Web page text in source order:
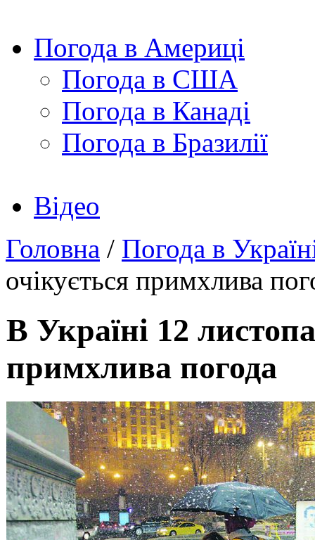
Погода в Америці
Погода в США
Погода в Канаді
Погода в Бразилії
Відео
Головна / Погода в
очікується примхлива
В Україні 12
примхлива погода